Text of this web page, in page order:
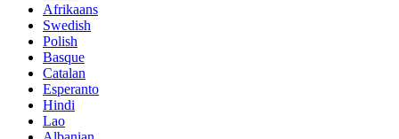
Afrikaans
Swedish
Polish
Basque
Catalan
Esperanto
Hindi
Lao